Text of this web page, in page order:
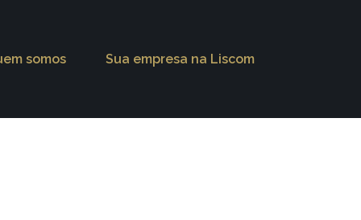
somos Sua empresa na Liscom